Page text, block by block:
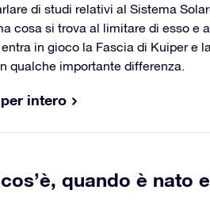
di studi relativi al Sistema
cosa si trova al limitare di esso e
in gioco la Fascia di Kuiper e
qualche importante differenza.
intero
quando è nato